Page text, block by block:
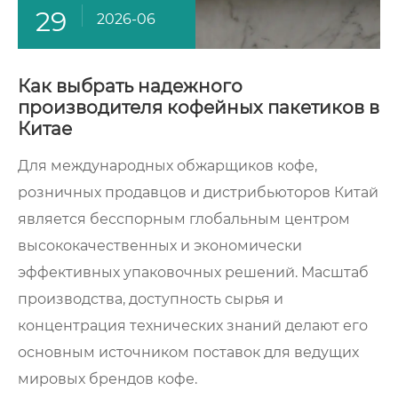
29 2026-06
Как выбрать надежного
производителя кофейных пакетиков в
Китае
Для международных обжарщиков кофе,
розничных продавцов и дистрибьюторов Китай
является бесспорным глобальным центром
высококачественных и экономически
эффективных упаковочных решений. Масштаб
производства, доступность сырья и
концентрация технических знаний делают его
основным источником поставок для ведущих
мировых брендов кофе.